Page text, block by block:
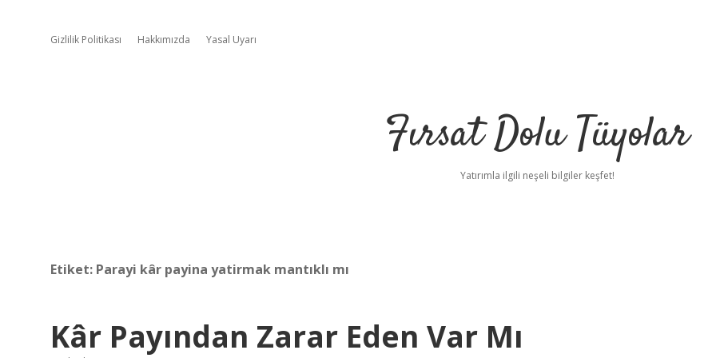
Gizlilik Politikası Hakkımızda Yasal Uyarı
Fırsat Dolu Tüyolar
Yatırımla ilgili neşeli bilgiler keşfet!
Etiket: Parayi kâr payina yatirmak mantıklı mı
Kâr Payından Zarar Eden Var Mı